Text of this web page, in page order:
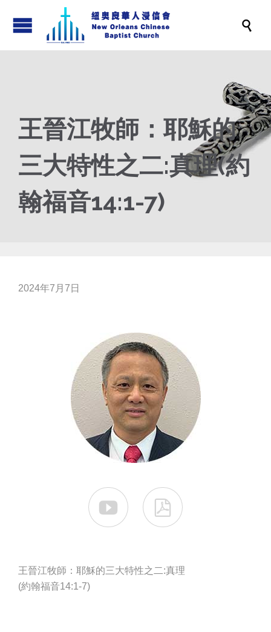

王晉江牧師：耶穌的
三大特性之二:真理(約
翰福音14:1-7)
2024年7月7日
 
王晉江牧師：耶穌的三大特性之二:真理
(約翰福音14:1-7)